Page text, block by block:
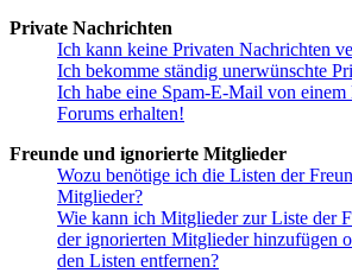
Private Nachrichten
Ich kann keine Privaten Nachrichten
Ich bekomme ständig unerwünschte
Ich habe eine Spam-E-Mail von
Forums erhalten!
Freunde und ignorierte Mitglieder
Wozu benötige ich die Listen der
Mitglieder?
Wie kann ich Mitglieder zur Liste der
der ignorierten Mitglieder hinzufügen
den Listen entfernen?